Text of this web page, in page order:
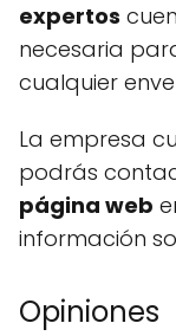
expertos
necesaria
cualquier
La empresa
podrás
página web
información
Opiniones